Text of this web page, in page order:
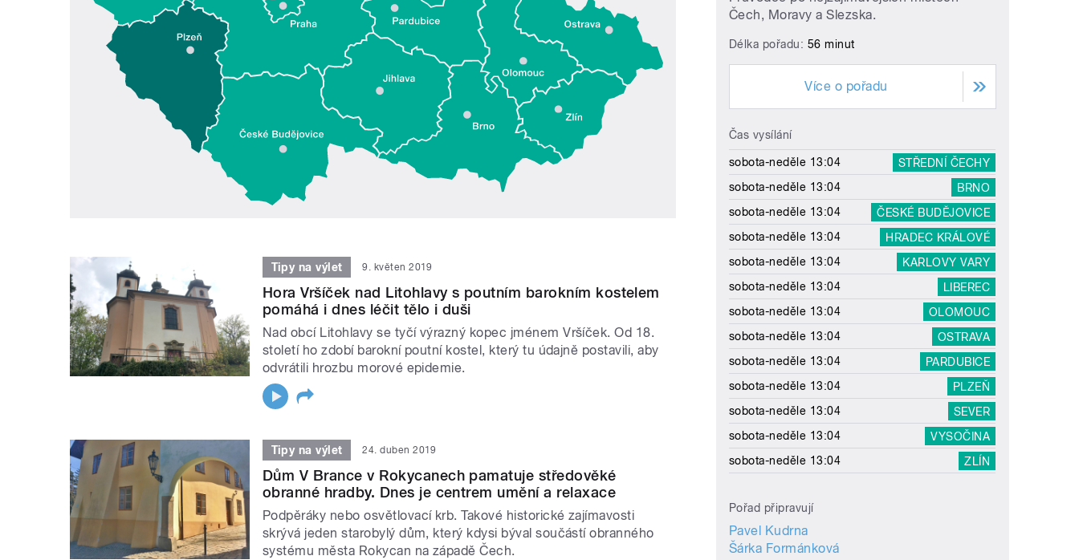
Tipy na výlet 9. květen 2019
Hora Vršíček nad Litohlavy s poutním barokním kostelem
pomáhá i dnes léčit tělo i duši
Nad obcí Litohlavy se tyčí výrazný kopec jménem Vršíček. Od 18.
století ho zdobí barokní poutní kostel, který tu údajně postavili, aby
odvrátili hrozbu morové epidemie.
Tipy na výlet 24. duben 2019
Dům V Brance v Rokycanech pamatuje středověké
obranné hradby. Dnes je centrem umění a relaxace
Podpěráky nebo osvětlovací krb. Takové historické zajímavosti
skrývá jeden starobylý dům, který kdysi býval součástí obranného
systému města Rokycan na západě Čech.
Čech, Moravy a Slezska.
Délka pořadu: 56 minut
Více o pořadu
Čas vysílání
sobota-neděle 13:04
STŘEDNÍ ČECHY
sobota-neděle 13:04
BRNO
sobota-neděle 13:04
ČESKÉ BUDĚJOVICE
sobota-neděle 13:04
HRADEC KRÁLOVÉ
sobota-neděle 13:04
KARLOVY VARY
sobota-neděle 13:04
LIBEREC
sobota-neděle 13:04
OLOMOUC
sobota-neděle 13:04
OSTRAVA
sobota-neděle 13:04
PARDUBICE
sobota-neděle 13:04
PLZEŇ
sobota-neděle 13:04
SEVER
sobota-neděle 13:04
VYSOČINA
sobota-neděle 13:04
ZLÍN
Pořad připravují
Pavel Kudrna
Šárka Formánková